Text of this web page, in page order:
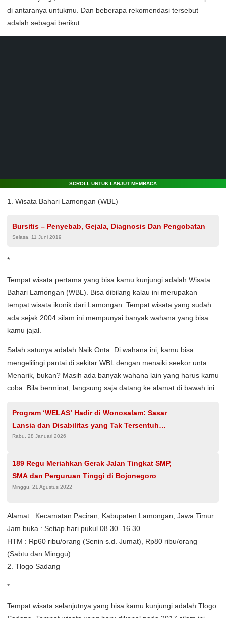
di antaranya untukmu. Dan beberapa rekomendasi tersebut
adalah sebagai berikut:
SCROLL UNTUK LANJUT MEMBACA
1. Wisata Bahari Lamongan (WBL)
Bursitis – Penyebab, Gejala, Diagnosis Dan Pengobatan
Selasa, 11 Juni 2019
*
Tempat wisata pertama yang bisa kamu kunjungi adalah Wisata
Bahari Lamongan (WBL). Bisa dibilang kalau ini merupakan
tempat wisata ikonik dari Lamongan. Tempat wisata yang sudah
ada sejak 2004 silam ini mempunyai banyak wahana yang bisa
kamu jajal.
Salah satunya adalah Naik Onta. Di wahana ini, kamu bisa
mengelilingi pantai di sekitar WBL dengan menaiki seekor unta.
Menarik, bukan? Masih ada banyak wahana lain yang harus kamu
coba. Bila berminat, langsung saja datang ke alamat di bawah ini:
Program ‘WELAS’ Hadir di Wonosalam: Sasar
Lansia dan Disabilitas yang Tak Tersentuh
Bantuan Pemerintah
Rabu, 28 Januari 2026
189 Regu Meriahkan Gerak Jalan Tingkat SMP,
SMA dan Perguruan Tinggi di Bojonegoro
Minggu, 21 Agustus 2022
Alamat : Kecamatan Paciran, Kabupaten Lamongan, Jawa Timur.
Jam buka : Setiap hari pukul 08.30  16.30.
HTM : Rp60 ribu/orang (Senin s.d. Jumat), Rp80 ribu/orang
(Sabtu dan Minggu).
2. Tlogo Sadang
*
Tempat wisata selanjutnya yang bisa kamu kunjungi adalah Tlogo